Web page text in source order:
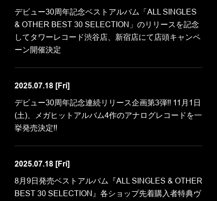
デビュー30周年記念ベストアルバム「ALL SINGLES
& OTHER BEST 30 SELECTION」のリリースを記念
してタワーレコード渋谷店、新宿店にて店頭キャンペ
ーン開催決定
2025.07.18 [Fri]
デビュー30周年記念連続リリース企画第3弾!! 11月1日
(土)、メガヒットアルバム4作のアナログレコードを一
挙発売決定!!
2025.07.18 [Fri]
8月9日発売ベストアルバム『ALL SINGLES & OTHER
BEST 30 SELECTION』各ショップ先着購入者特典ヴ